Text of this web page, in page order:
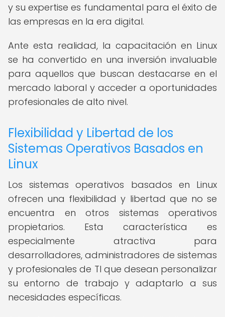
y su expertise es fundamental para el éxito de
las empresas en la era digital.
Ante esta realidad, la capacitación en Linux
se ha convertido en una inversión invaluable
para aquellos que buscan destacarse en el
mercado laboral y acceder a oportunidades
profesionales de alto nivel.
Flexibilidad y Libertad de los
Sistemas Operativos Basados en
Linux
Los sistemas operativos basados en Linux
ofrecen una flexibilidad y libertad que no se
encuentra en otros sistemas operativos
propietarios. Esta característica es
especialmente atractiva para
desarrolladores, administradores de sistemas
y profesionales de TI que desean personalizar
su entorno de trabajo y adaptarlo a sus
necesidades específicas.